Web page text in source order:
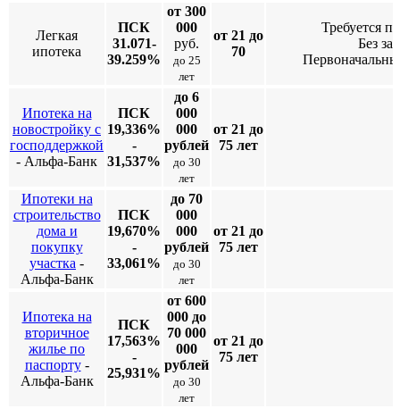
Легкая
ипотека
ПСК
31.071-
39.259%
от 300
000
руб.
до 25
лет
от 21 до
70
Требуется
Без
Ипотека на
новостройку с
господдержкой
- Альфа-Банк
ПСК
19,336%
-
31,537%
до 6
000
000
рублей
до 30
лет
от 21 до
75 лет
Ипотеки на
строительство
дома и
покупку
участка -
Альфа-Банк
ПСК
19,670%
-
33,061%
до 70
000
000
рублей
до 30
лет
от 21 до
75 лет
Ипотека на
вторичное
жилье по
паспорту-
Альфа-Банк
ПСК
17,563%
-
25,931%
от 600
000 до
70 000
000
рублей
до 30
лет
от 21 до
75 лет